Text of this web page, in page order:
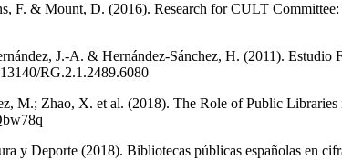
F. & Mount, D. (2016). Research for CULT
J.-A. & Hernández-Sánchez, H. (2011).
RG.2.1.2489.6080
M.; Zhao, X. et al. (2018). The Role of Public
y Deporte (2018). Bibliotecas públicas españolas en